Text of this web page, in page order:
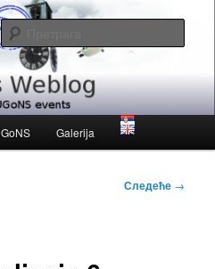
Weblog
events
Galerija
Следеће →